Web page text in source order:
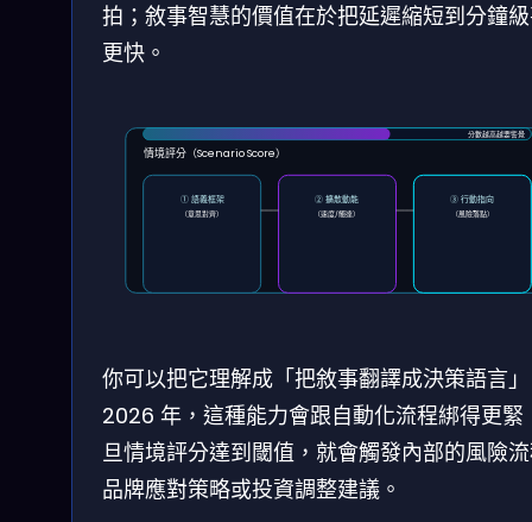
拍；敘事智慧的價值在於把延遲縮短到分鐘
更快。
情境評分（Scenario Score）
① 語義框架
（意思對齊）
② 擴散動能
（速度/觸達）
③ 行動指向
（風險落點）
分數越高越要警覺
你可以把它理解成「把敘事翻譯成決策語言
2026 年，這種能力會跟自動化流程綁得更緊
旦情境評分達到閾值，就會觸發內部的風險
品牌應對策略或投資調整建議。